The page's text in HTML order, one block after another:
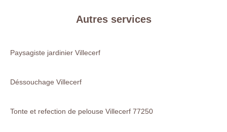
Autres services
Paysagiste jardinier Villecerf
Déssouchage Villecerf
Tonte et refection de pelouse Villecerf 77250